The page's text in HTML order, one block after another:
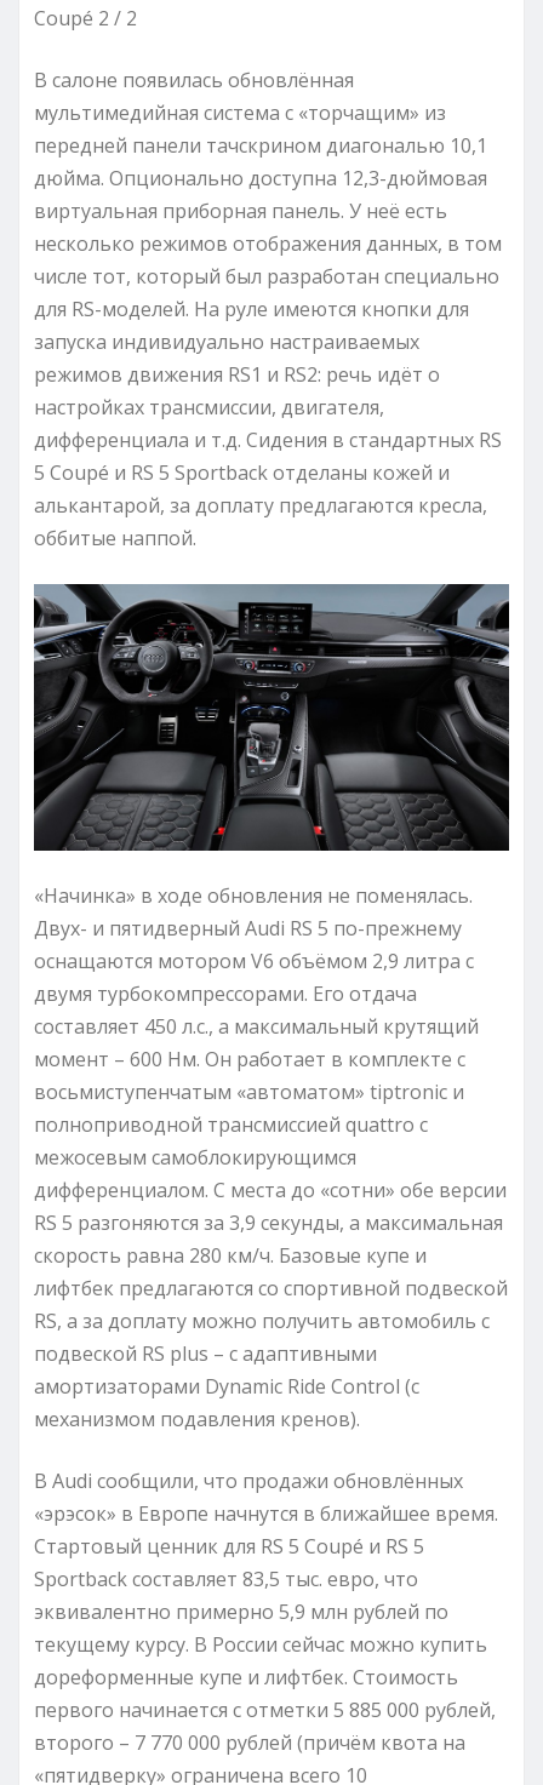
Coupé 2 / 2
В салоне появилась обновлённая
мультимедийная система с «торчащим» из
передней панели тачскрином диагональю 10,1
дюйма. Опционально доступна 12,3-дюймовая
виртуальная приборная панель. У неё есть
несколько режимов отображения данных, в том
числе тот, который был разработан специально
для RS-моделей. На руле имеются кнопки для
запуска индивидуально настраиваемых
режимов движения RS1 и RS2: речь идёт о
настройках трансмиссии, двигателя,
дифференциала и т.д. Сидения в стандартных RS
5 Coupé и RS 5 Sportback отделаны кожей и
алькантарой, за доплату предлагаются кресла,
оббитые наппой.
«Начинка» в ходе обновления не поменялась.
Двух- и пятидверный Audi RS 5 по-прежнему
оснащаются мотором V6 объёмом 2,9 литра с
двумя турбокомпрессорами. Его отдача
составляет 450 л.с., а максимальный крутящий
момент – 600 Нм. Он работает в комплекте с
восьмиступенчатым «автоматом» tiptronic и
полноприводной трансмиссией quattro с
межосевым самоблокирующимся
дифференциалом. С места до «сотни» обе версии
RS 5 разгоняются за 3,9 секунды, а максимальная
скорость равна 280 км/ч. Базовые купе и
лифтбек предлагаются со спортивной подвеской
RS, а за доплату можно получить автомобиль с
подвеской RS plus – с адаптивными
амортизаторами Dynamic Ride Control (с
механизмом подавления кренов).
В Audi сообщили, что продажи обновлённых
«эрэсок» в Европе начнутся в ближайшее время.
Стартовый ценник для RS 5 Coupé и RS 5
Sportback составляет 83,5 тыс. евро, что
эквивалентно примерно 5,9 млн рублей по
текущему курсу. В России сейчас можно купить
дореформенные купе и лифтбек. Стоимость
первого начинается с отметки 5 885 000 рублей,
второго – 7 770 000 рублей (причём квота на
«пятидверку» ограничена всего 10